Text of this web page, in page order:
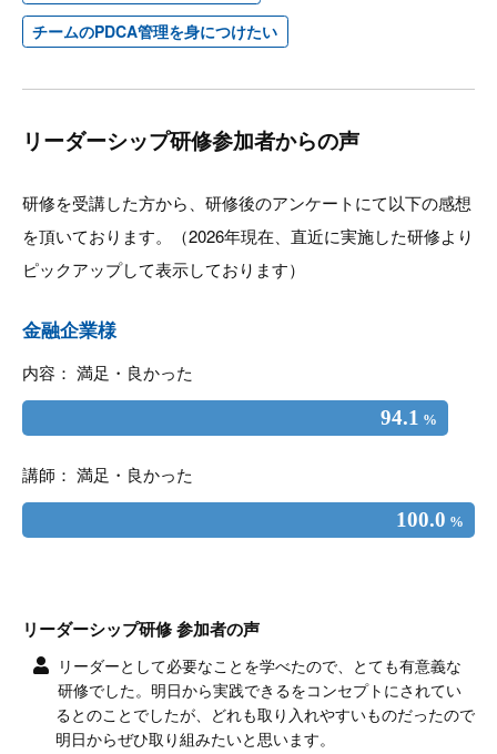
チームのPDCA管理を身につけたい
リーダーシップ研修参加者からの声
研修を受講した方から、研修後のアンケートにて以下の感想
を頂いております。（2026年現在、直近に実施した研修より
ピックアップして表示しております）
金融企業様
内容： 満足・良かった
94.1 %
講師： 満足・良かった
100.0 %
リーダーシップ研修 参加者の声
リーダーとして必要なことを学べたので、とても有意義な
研修でした。明日から実践できるをコンセプトにされてい
るとのことでしたが、どれも取り入れやすいものだったので
明日からぜひ取り組みたいと思います。